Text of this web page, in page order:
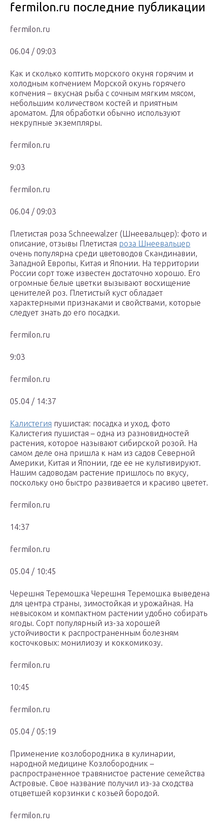
fermilon.ru последние публикации
fermilon.ru
06.04 / 09:03
Как и сколько коптить морского окуня горячим и
холодным копчением Морской окунь горячего
копчения – вкусная рыба с сочным мягким мясом,
небольшим количеством костей и приятным
ароматом. Для обработки обычно используют
некрупные экземпляры.
fermilon.ru
9:03
fermilon.ru
06.04 / 09:03
Плетистая роза Schneewalzer (Шнеевальцер): фото и
описание, отзывы Плетистая роза Шнеевальцер
очень популярна среди цветоводов Скандинавии,
Западной Европы, Китая и Японии. На территории
России сорт тоже известен достаточно хорошо. Его
огромные белые цветки вызывают восхищение
ценителей роз. Плетистый куст обладает
характерными признаками и свойствами, которые
следует знать до его посадки.
fermilon.ru
9:03
fermilon.ru
05.04 / 14:37
Калистегия пушистая: посадка и уход, фото
Калистегия пушистая – одна из разновидностей
растения, которое называют сибирской розой. На
самом деле она пришла к нам из садов Северной
Америки, Китая и Японии, где ее не культивируют.
Нашим садоводам растение пришлось по вкусу,
поскольку оно быстро развивается и красиво цветет.
fermilon.ru
14:37
fermilon.ru
05.04 / 10:45
Черешня Теремошка Черешня Теремошка выведена
для центра страны, зимостойкая и урожайная. На
невысоком и компактном растении удобно собирать
ягоды. Сорт популярный из-за хорошей
устойчивости к распространенным болезням
косточковых: монилиозу и коккомикозу.
fermilon.ru
10:45
fermilon.ru
05.04 / 05:19
Применение козлобородника в кулинарии,
народной медицине Козлобородник –
распространенное травянистое растение семейства
Астровые. Свое название получил из-за сходства
отцветшей корзинки с козьей бородой.
fermilon.ru